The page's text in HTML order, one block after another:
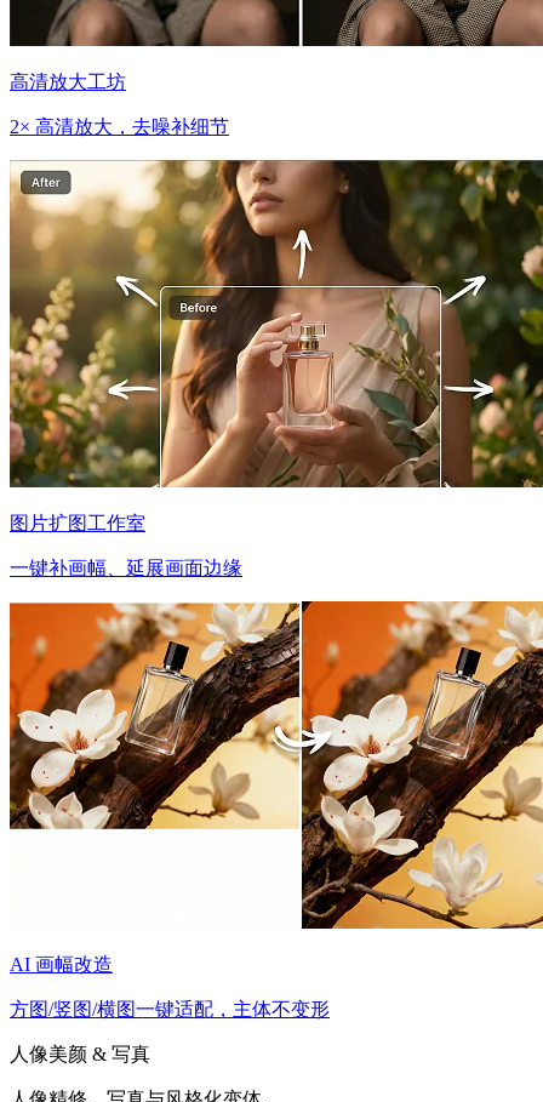
高清放大工坊
2× 高清放大，去噪补细节
图片扩图工作室
一键补画幅、延展画面边缘
AI 画幅改造
方图/竖图/横图一键适配，主体不变形
人像美颜 & 写真